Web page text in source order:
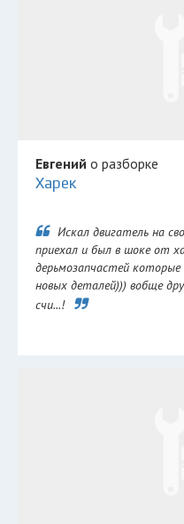
Евгений о разборке
Харек
Искал двигатель на
приехал и был в шоке от
дерьмозапчастей
новых деталей))) вобще
счи...!